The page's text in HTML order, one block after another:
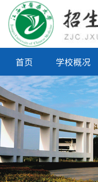
首页 学校概况